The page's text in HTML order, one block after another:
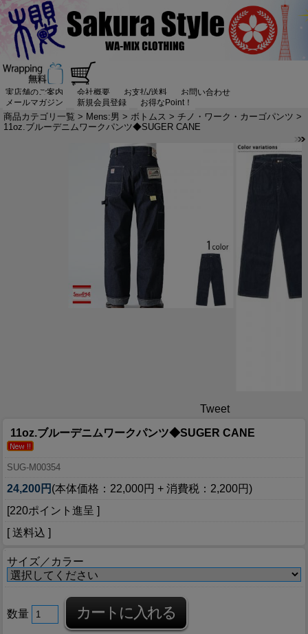
実店舗のご案内 会社概要 お支払/送料
お問い合わせ
メールマガジン
新規会員登録 お得なPoint！
商品カテゴリ一覧 > Mens:男 > ボトムス > チノ・ワーク・カーゴパンツ >
11oz.ブルーデニムワークパンツ◆SUGER CANE
Tweet
11oz.ブルーデニムワークパンツ◆SUGER CANE
SUG-M00354
24,200円 (本体価格：22,000円 + 消費税：2,200円)
[220ポイント進呈 ]
[ 送料込 ]
サイズ／カラー
数量